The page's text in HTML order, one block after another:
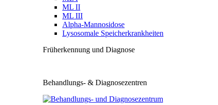
ML II
ML III
Alpha-Mannosidose
Lysosomale Speicherkrankheiten
Früherkennung und Diagnose
Behandlungs- & Diagnosezentren